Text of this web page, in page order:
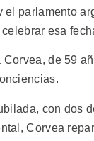
el parlamento
esa
Corvea, de 59
con dos
Corvea